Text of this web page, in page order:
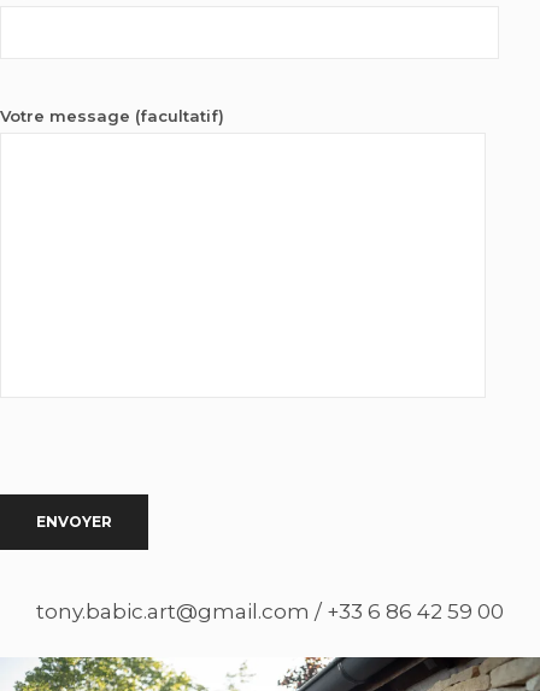
Votre message (facultatif)
tony.babic.art@gmail.com / +33 6 86 42 59 00